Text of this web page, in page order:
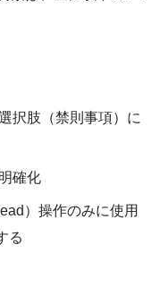
択肢（禁則事項）に
確化
）操作のみに使用
る